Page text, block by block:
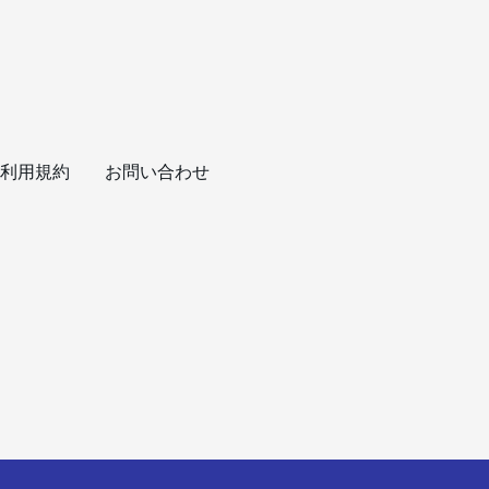
利用規約 お問い合わせ